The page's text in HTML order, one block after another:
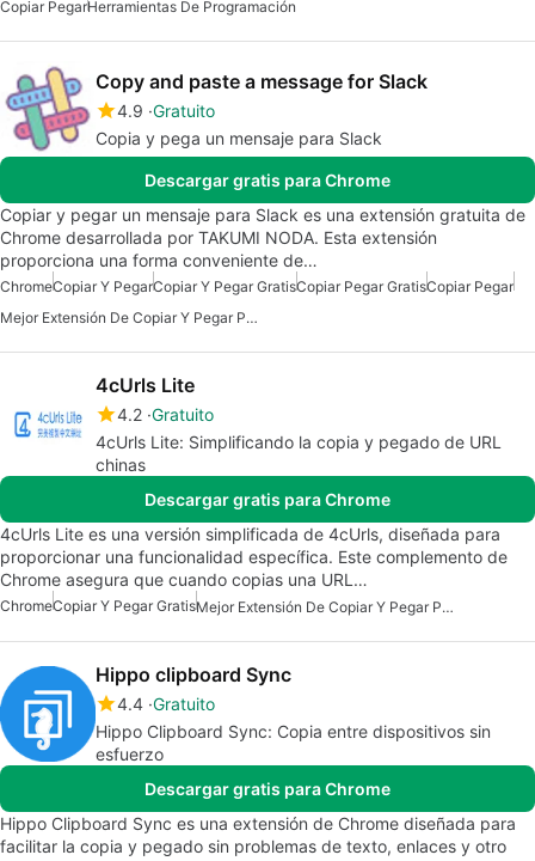
Copiar PegarHerramientas De Programación
Copy and paste a message for Slack
4.9 Gratuito
Copia y pega un mensaje para Slack
Descargar gratis para Chrome
Copiar y pegar un mensaje para Slack es una extensión gratuita de
Chrome desarrollada por TAKUMI NODA. Esta extensión
proporciona una forma conveniente de…
ChromeCopiar Y PegarCopiar Y Pegar GratisCopiar Pegar GratisCopiar Pegar
Mejor Extensión De Copiar Y Pegar Para Chrome
4cUrls Lite
4.2 Gratuito
4cUrls Lite: Simplificando la copia y pegado de URL
chinas
Descargar gratis para Chrome
4cUrls Lite es una versión simplificada de 4cUrls, diseñada para
proporcionar una funcionalidad específica. Este complemento de
Chrome asegura que cuando copias una URL…
ChromeCopiar Y Pegar Gratis Mejor Extensión De Copiar Y Pegar Para Chrome
Hippo clipboard Sync
4.4 Gratuito
Hippo Clipboard Sync: Copia entre dispositivos sin
esfuerzo
Descargar gratis para Chrome
Hippo Clipboard Sync es una extensión de Chrome diseñada para
facilitar la copia y pegado sin problemas de texto, enlaces y otro